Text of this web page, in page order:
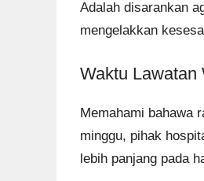
Adalah disarankan
mengelakkan
Waktu Lawatan
Memahami bahawa
minggu, pihak
lebih panjang pada